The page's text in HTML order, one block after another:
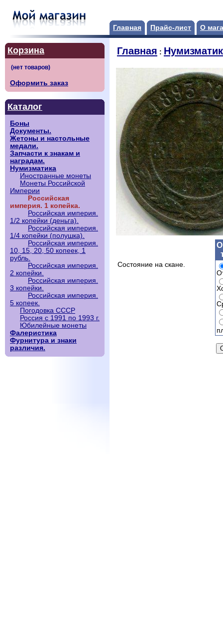
Главная Прайс-лист О
Корзина
Оформить заказ
Каталог
Боны
Документы.
Жетоны и настольные
медали.
Запчасти к знакам и
наградам.
Нумизматика
Иностранные монеты
Монеты Российской
Империи
Российская
империя. 1 копейка.
Российская империя.
1/2 копейки (деньга).
Российская империя.
1/4 копейки (полушка).
Российская империя.
10, 15, 20, 50 копеек, 1
рубль.
Российская империя.
2 копейки.
Российская империя.
3 копейки.
Российская империя.
5 копеек.
Погодовка СССР
Россия с 1991 по 1993 г.
Юбилейные монеты
Фалеристика
Фурнитура и знаки
различия.
Главная :
Состояние на скане.